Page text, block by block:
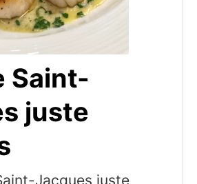
Saint-
juste
Jacques juste